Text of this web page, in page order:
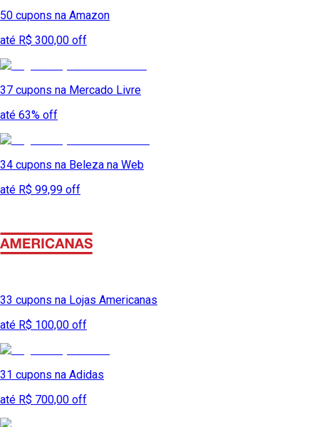
50 cupons na Amazon
até R$ 300,00 off
37 cupons na Mercado Livre
até 63% off
34 cupons na Beleza na Web
até R$ 99,99 off
33 cupons na Lojas Americanas
até R$ 100,00 off
31 cupons na Adidas
até R$ 700,00 off